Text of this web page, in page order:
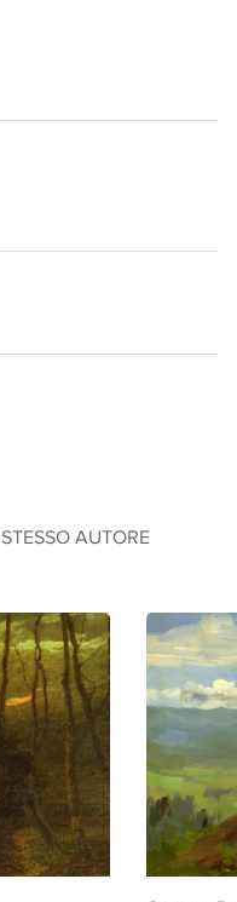
STESSO AUTORE